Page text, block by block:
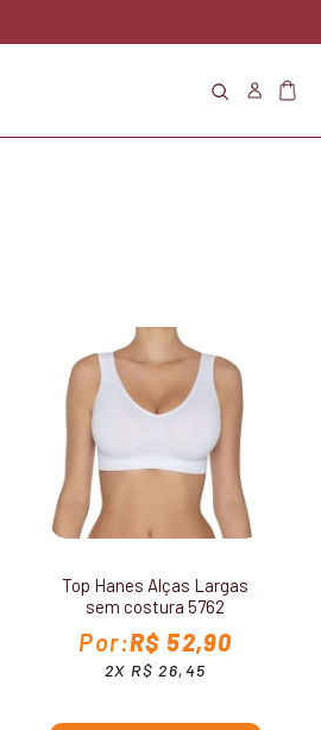
Top Hanes Alças Largas
sem costura 5762
R$ 52,90
2X R$ 26,45